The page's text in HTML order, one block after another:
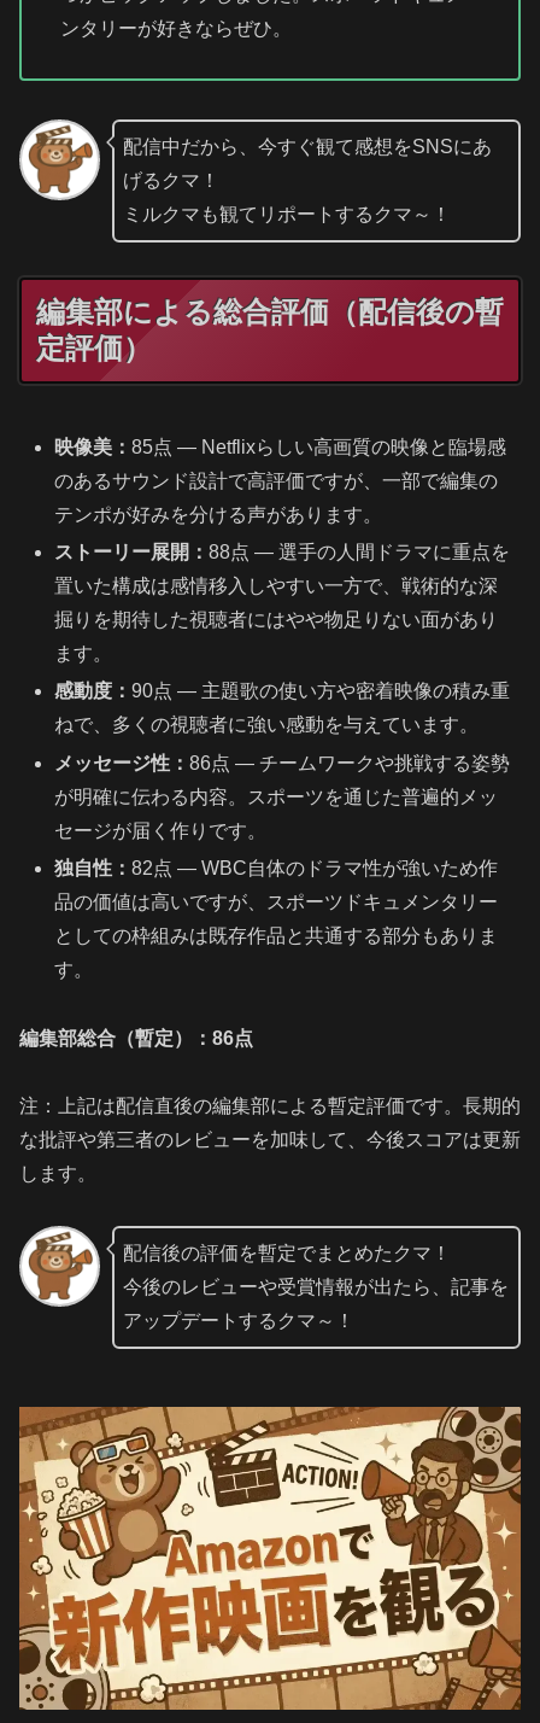
ンタリーが好きならぜひ。
配信中だから、今すぐ観て感想をSNSにあ
げるクマ！
ミルクマも観てリポートするクマ～！
編集部による総合評価（配信後の暫
定評価）
映像美：85点 — Netflixらしい高画質の映像と臨場感
のあるサウンド設計で高評価ですが、一部で編集の
テンポが好みを分ける声があります。
ストーリー展開：88点 — 選手の人間ドラマに重点を
置いた構成は感情移入しやすい一方で、戦術的な深
掘りを期待した視聴者にはやや物足りない面があり
ます。
感動度：90点 — 主題歌の使い方や密着映像の積み重
ねで、多くの視聴者に強い感動を与えています。
メッセージ性：86点 — チームワークや挑戦する姿勢
が明確に伝わる内容。スポーツを通じた普遍的メッ
セージが届く作りです。
独自性：82点 — WBC自体のドラマ性が強いため作
品の価値は高いですが、スポーツドキュメンタリー
としての枠組みは既存作品と共通する部分もありま
す。
編集部総合（暫定）：86点
注：上記は配信直後の編集部による暫定評価です。長期的
な批評や第三者のレビューを加味して、今後スコアは更新
します。
配信後の評価を暫定でまとめたクマ！
今後のレビューや受賞情報が出たら、記事を
アップデートするクマ～！